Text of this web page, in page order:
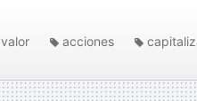
valor acciones